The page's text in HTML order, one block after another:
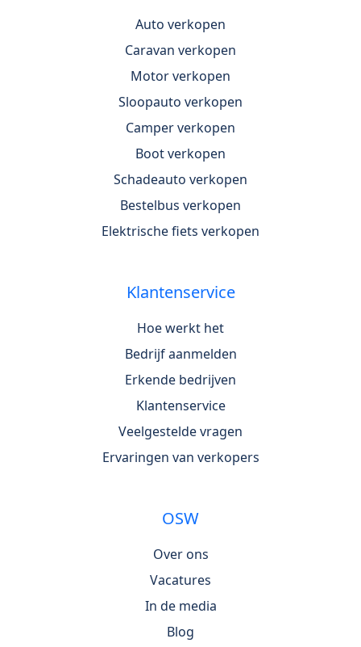
Auto verkopen
Caravan verkopen
Motor verkopen
Sloopauto verkopen
Camper verkopen
Boot verkopen
Schadeauto verkopen
Bestelbus verkopen
Elektrische fiets verkopen
Klantenservice
Hoe werkt het
Bedrijf aanmelden
Erkende bedrijven
Klantenservice
Veelgestelde vragen
Ervaringen van verkopers
OSW
Over ons
Vacatures
In de media
Blog